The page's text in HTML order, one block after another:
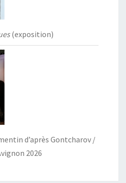
(exposition)
d’après Gontcharov /
2026